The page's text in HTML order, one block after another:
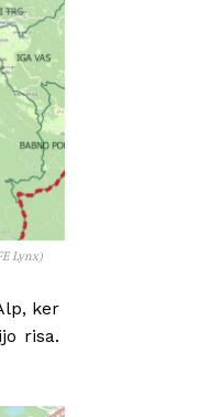
Lynx)
ker
risa.